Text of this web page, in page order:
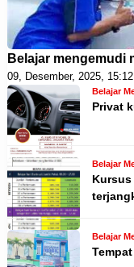
Belajar mengemudi
09, Desember, 2025,
Belajar
Privat
Belajar
Belajar